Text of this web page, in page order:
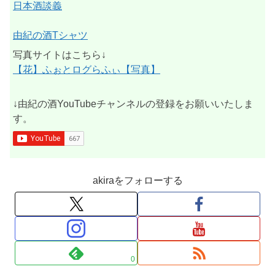
日本酒談義
由紀の酒Tシャツ
写真サイトはこちら↓
【花】ふぉとログらふぃ【写真】
↓由紀の酒YouTubeチャンネルの登録をお願いいたしま
す。
akiraをフォローする
0